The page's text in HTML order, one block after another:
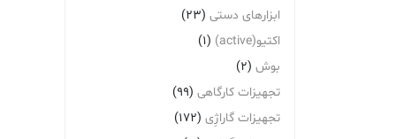
ابزارهای دستی (23)
اکتیو(active)
(1)
بوش (2)
تجهیزات کارگاهی (99)
تجهیزات گاراژِی (172)